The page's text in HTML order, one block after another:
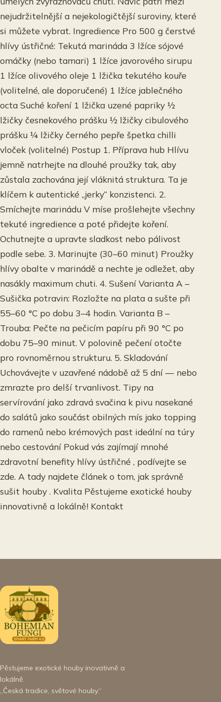
nejudržitelnější a nejekologičtější suroviny, které
si můžete vybrat. Ingredience Pro 500 g čerstvé
hlívy ústřičné: Tekutá marináda 3 lžíce sójové
omáčky (nebo tamari) 1 lžíce javorového sirupu
1 lžíce olivového oleje 1 lžička tekutého kouře
(volitelné, ale doporučené) 1 lžíce jablečného
octa Suché koření 1 lžička uzené papriky ½
lžičky česnekového prášku ½ lžičky cibulového
prášku ¼ lžičky černého pepře špetka chilli
vloček (volitelné) Postup 1. Příprava hub Hlívu
jemně natrhejte na dlouhé proužky tak, aby
zůstala zachována její vláknitá struktura. Ta je
klíčem k autentické „jerky“ konzistenci. 2.
Smíchejte marinádu V míse prošlehejte všechny
tekuté ingredience a poté přidejte koření.
Ochutnejte a upravte sladkost nebo pálivost
podle sebe. 3. Marinujte (30–60 minut) Proužky
hlívy obalte v marinádě a nechte je odležet, aby
nasákly maximum chuti. 4. Sušení Varianta A –
Sušička potravin: Rozložte na plata a sušte při
55–60 °C po dobu 3–4 hodin. Varianta B –
Trouba: Pečte na pečicím papíru při 90 °C po
dobu 75–90 minut. V polovině pečení otočte
pro rovnoměrnou strukturu. 5. Skladování
Uchovávejte v uzavřené nádobě až 5 dní — nebo
zmrazte pro delší trvanlivost. Tipy na
servírování jako zdravá svačina k pivu nasekané
do salátů jako součást obilných mís jako topping
do ramenů nebo krémových past ideální na túry
nebo cestování Pokud vás zajímají mnohé
zdravotní benefity hlívy ústřičné , podívejte se
zde. A tady najdete článek o tom, jak správně
sušit houby . Kvalita Pěstujeme exotické houby
innovativně a lokálně! Kontakt
Pěstujeme exotické houby inovativně a
lokálně.
„Česká tradice, světové houby.“